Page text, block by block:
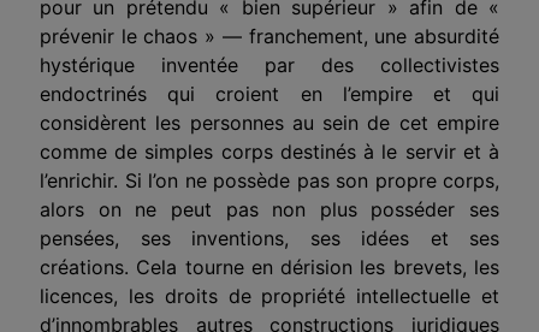
pour un prétendu « bien supérieur » afin de «
prévenir le chaos » — franchement, une absurdité
hystérique inventée par des collectivistes
endoctrinés qui croient en l’empire et qui
considèrent les personnes au sein de cet empire
comme de simples corps destinés à le servir et à
l’enrichir. Si l’on ne possède pas son propre corps,
alors on ne peut pas non plus posséder ses
pensées, ses inventions, ses idées et ses
créations. Cela tourne en dérision les brevets, les
licences, les droits de propriété intellectuelle et
d’innombrables autres constructions juridiques